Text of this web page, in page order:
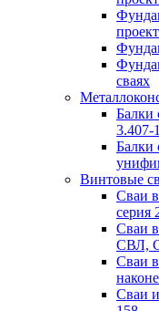
сваях
Балки
3.407-
Балки
Винтовые
Сваи
серия
Сваи
СВЛ,
Сваи
Сваи